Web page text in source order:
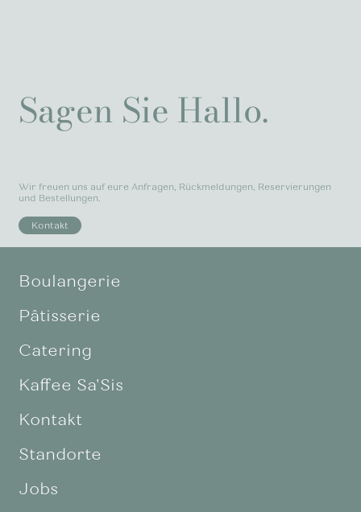
Sagen Sie Hallo.
Wir freuen uns auf eure Anfragen, Rückmeldungen, Reservierungen
und Bestellungen.
Kontakt
Boulangerie
Pâtisserie
Catering
Kaffee Sa'Sis
Kontakt
Standorte
Jobs